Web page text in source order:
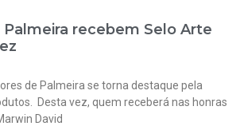
recebem Selo Arte
de Palmeira se torna destaque pela
Desta vez, quem receberá nas honras
David